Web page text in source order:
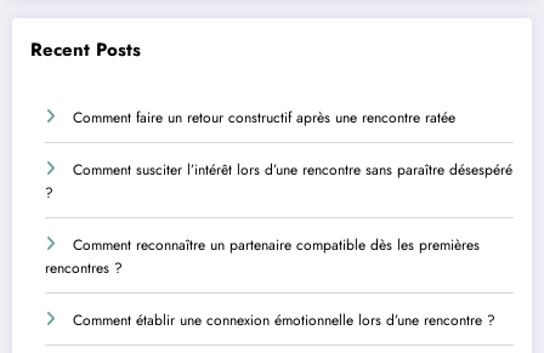
Recent Posts
Comment faire un retour constructif après une rencontre ratée
Comment susciter l’intérêt lors d’une rencontre sans paraître désespéré
?
Comment reconnaître un partenaire compatible dès les premières
rencontres ?
Comment établir une connexion émotionnelle lors d’une rencontre ?